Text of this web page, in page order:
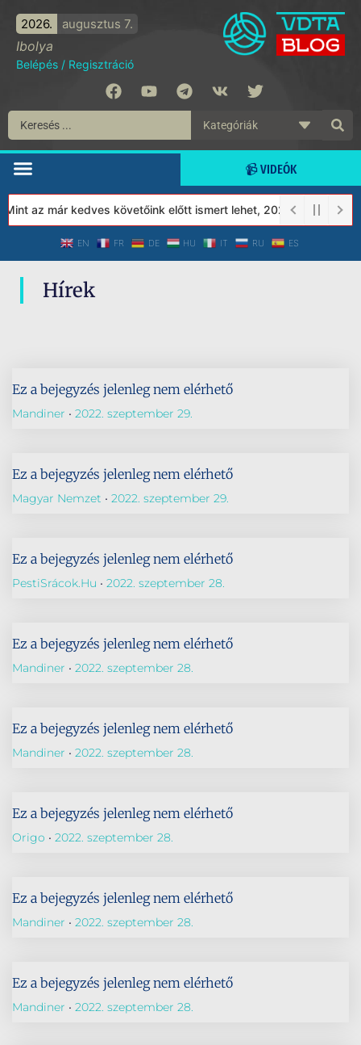
2026. augusztus 7.
Ibolya
Belépés / Regisztráció
📹 VIDEÓK
az már kedves követőink előtt ismert lehet, 2023-tól a
EN FR DE HU IT RU ES
Hírek
Ez a bejegyzés jelenleg nem elérhető
Mandiner 2022. szeptember 29.
Ez a bejegyzés jelenleg nem elérhető
Magyar Nemzet 2022. szeptember 29.
Ez a bejegyzés jelenleg nem elérhető
PestiSrácok.hu 2022. szeptember 28.
Ez a bejegyzés jelenleg nem elérhető
Mandiner 2022. szeptember 28.
Ez a bejegyzés jelenleg nem elérhető
Mandiner 2022. szeptember 28.
Ez a bejegyzés jelenleg nem elérhető
Origo 2022. szeptember 28.
Ez a bejegyzés jelenleg nem elérhető
Mandiner 2022. szeptember 28.
Ez a bejegyzés jelenleg nem elérhető
Mandiner 2022. szeptember 28.